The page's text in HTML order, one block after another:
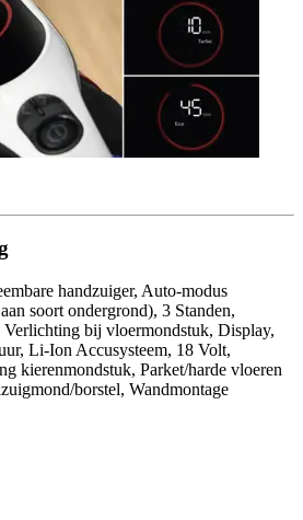
handzuiger, Auto-modus
soort ondergrond), 3 Standen,
bij vloermondstuk, Display,
Li-Ion Accusysteem, 18 Volt,
kierenmondstuk, Parket/harde vloeren
borstel, Wandmontage